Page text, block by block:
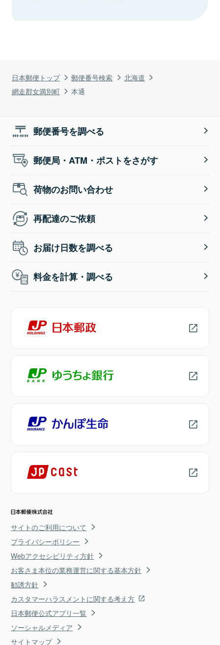
日本郵便トップ 郵便番号検索
北海道
網走郡女満別町
本通
郵便番号を調べる
郵便局・ATM・ポストをさがす
荷物のお問い合わせ
再配達のご依頼
お届け日数を調べる
料金を計算・調べる
サイトのご利用について
プライバシーポリシー
Webアクセシビリティ方針
お客さま本位の業務運営に関する基本方針
勧誘方針
カスタマーハラスメントに関する考え方
日本郵便公式アプリ一覧
ソーシャルメディア
サイトマップ